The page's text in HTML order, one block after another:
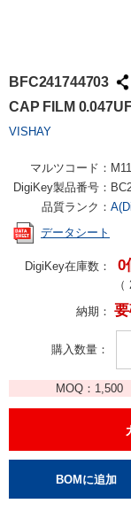
BFC241744703
CAP FILM
VISHAY
マルツコード：
DigiKey製品番号：
品質ランク：
データシート
DigiKey在庫数： 0
（
納期：
購入数量
MOQ： 1,500